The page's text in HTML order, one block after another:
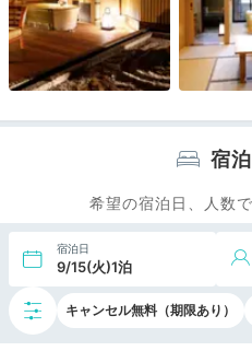
外に川が流れているので、その音
じ(箱根のホテルは川沿いにあるこ
これはどのホテルも同様かも)。
温泉はさすが箱根で、広い大浴場
た。大浴場に行くときのかごなど
宿
希望の宿泊日、人数
宿泊日
9/15(火)1泊
キャンセル無料（期限あり）